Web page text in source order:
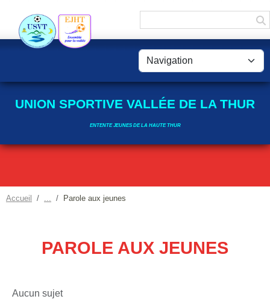
UNION SPORTIVE VALLÉE DE LA THUR
ENTENTE JEUNES DE LA HAUTE THUR
Accueil Parole aux jeunes
PAROLE AUX JEUNES
Aucun sujet